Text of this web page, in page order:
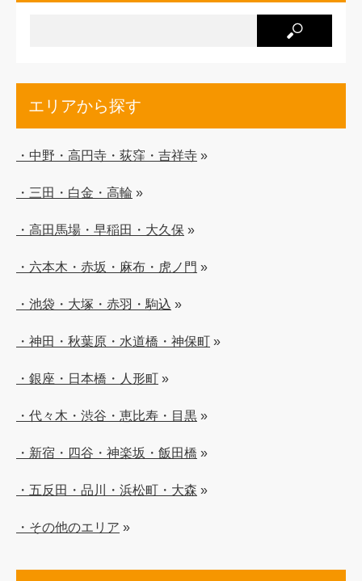
エリアから探す
・中野・高円寺・荻窪・吉祥寺 »
・三田・白金・高輪 »
・高田馬場・早稲田・大久保 »
・六本木・赤坂・麻布・虎ノ門 »
・池袋・大塚・赤羽・駒込 »
・神田・秋葉原・水道橋・神保町 »
・銀座・日本橋・人形町 »
・代々木・渋谷・恵比寿・目黒 »
・新宿・四谷・神楽坂・飯田橋 »
・五反田・品川・浜松町・大森 »
・その他のエリア »